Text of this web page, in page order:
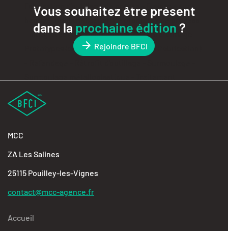
Vous souhaitez être présent
dans la prochaine édition?
Rejoindre BFCI
MCC
ZA Les Salines
25115 Pouilley-les-Vignes
contact@mcc-agence.fr
Accueil